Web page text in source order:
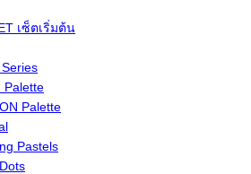
เซ็ตเริ่มต้น
Palette
Palette
Pastels